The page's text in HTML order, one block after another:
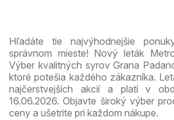
Hľadáte tie najvýhodnejšie
správnom mieste! Nový leták
Výber kvalitných syrov Grana
ktoré potešia každého zákazníka.
najčerstvejších akcií a platí v
16.06.2026. Objavte široký výber
ceny a ušetrite pri každom nákupe.